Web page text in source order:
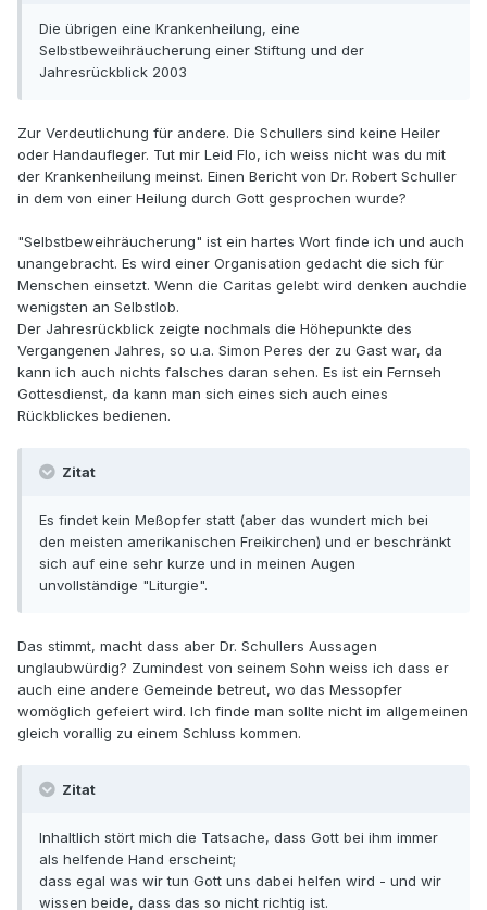
Die übrigen eine Krankenheilung, eine
Selbstbeweihräucherung einer Stiftung und der
Jahresrückblick 2003
Zur Verdeutlichung für andere. Die Schullers sind keine Heiler
oder Handaufleger. Tut mir Leid Flo, ich weiss nicht was du mit
der Krankenheilung meinst. Einen Bericht von Dr. Robert Schuller
in dem von einer Heilung durch Gott gesprochen wurde?
"Selbstbeweihräucherung" ist ein hartes Wort finde ich und auch
unangebracht. Es wird einer Organisation gedacht die sich für
Menschen einsetzt. Wenn die Caritas gelebt wird denken auchdie
wenigsten an Selbstlob.
Der Jahresrückblick zeigte nochmals die Höhepunkte des
Vergangenen Jahres, so u.a. Simon Peres der zu Gast war, da
kann ich auch nichts falsches daran sehen. Es ist ein Fernseh
Gottesdienst, da kann man sich eines sich auch eines
Rückblickes bedienen.
Zitat
Es findet kein Meßopfer statt (aber das wundert mich bei
den meisten amerikanischen Freikirchen) und er beschränkt
sich auf eine sehr kurze und in meinen Augen
unvollständige "Liturgie".
Das stimmt, macht dass aber Dr. Schullers Aussagen
unglaubwürdig? Zumindest von seinem Sohn weiss ich dass er
auch eine andere Gemeinde betreut, wo das Messopfer
womöglich gefeiert wird. Ich finde man sollte nicht im allgemeinen
gleich vorallig zu einem Schluss kommen.
Zitat
Inhaltlich stört mich die Tatsache, dass Gott bei ihm immer
als helfende Hand erscheint;
dass egal was wir tun Gott uns dabei helfen wird - und wir
wissen beide, dass das so nicht richtig ist.